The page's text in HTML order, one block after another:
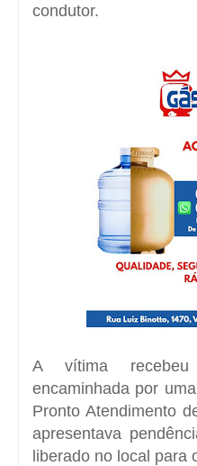
condutor.
A vítima
encaminhada por
Pronto Atendimento
apresentava
liberado no local para